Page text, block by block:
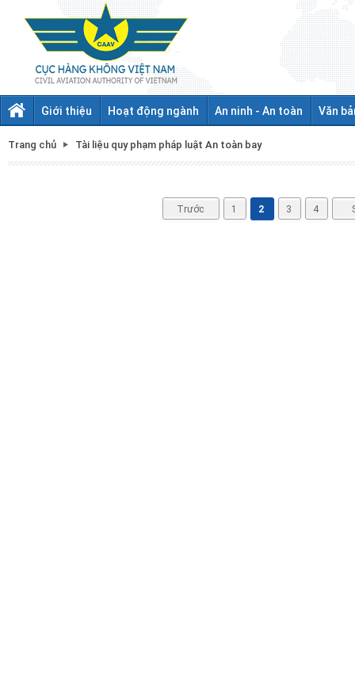
Giới thiệu Hoạt động ngành An ninh - An toàn Văn
Trang chủ Tài liệu quy phạm pháp luật An toàn bay
Trước 1 2 3 4